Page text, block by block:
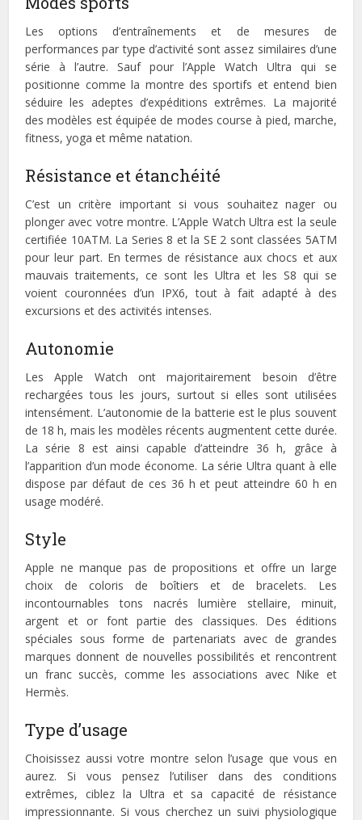
Les options d’entraînements et de mesures de
performances par type d’activité sont assez similaires d’une
série à l’autre. Sauf pour l’Apple Watch Ultra qui se
positionne comme la montre des sportifs et entend bien
séduire les adeptes d’expéditions extrêmes. La majorité
des modèles est équipée de modes course à pied, marche,
fitness, yoga et même natation.
Résistance et étanchéité
C’est un critère important si vous souhaitez nager ou
plonger avec votre montre. L’Apple Watch Ultra est la seule
certifiée 10ATM. La Series 8 et la SE 2 sont classées 5ATM
pour leur part. En termes de résistance aux chocs et aux
mauvais traitements, ce sont les Ultra et les S8 qui se
voient couronnées d’un IPX6, tout à fait adapté à des
excursions et des activités intenses.
Autonomie
Les Apple Watch ont majoritairement besoin d’être
rechargées tous les jours, surtout si elles sont utilisées
intensément. L’autonomie de la batterie est le plus souvent
de 18 h, mais les modèles récents augmentent cette durée.
La série 8 est ainsi capable d’atteindre 36 h, grâce à
l’apparition d’un mode économe. La série Ultra quant à elle
dispose par défaut de ces 36 h et peut atteindre 60 h en
usage modéré.
Style
Apple ne manque pas de propositions et offre un large
choix de coloris de boîtiers et de bracelets. Les
incontournables tons nacrés lumière stellaire, minuit,
argent et or font partie des classiques. Des éditions
spéciales sous forme de partenariats avec de grandes
marques donnent de nouvelles possibilités et rencontrent
un franc succès, comme les associations avec Nike et
Hermès.
Type d’usage
Choisissez aussi votre montre selon l’usage que vous en
aurez. Si vous pensez l’utiliser dans des conditions
extrêmes, ciblez la Ultra et sa capacité de résistance
impressionnante. Si vous cherchez un suivi physiologique